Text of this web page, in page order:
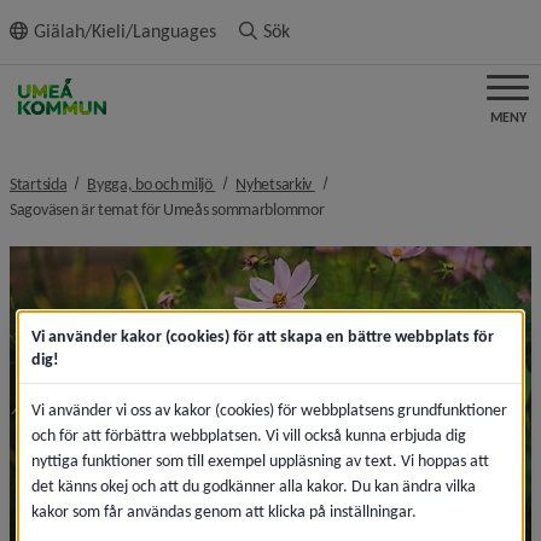
innehållet
Giälah/Kieli/Languages Sök
MENY
Startsida Bygga, bo och miljö nivå i brödsmulenavigeringen
Nyhetsarkiv nivå i brödsmulenavigeringen
Sagoväsen är temat för Umeås sommarblommornivå i brödsmulenavigeringen
Vi använder kakor (cookies) för att skapa en bättre webbplats för
dig!
Vi använder vi oss av kakor (cookies) för webbplatsens grundfunktioner
och för att förbättra webbplatsen. Vi vill också kunna erbjuda dig
nyttiga funktioner som till exempel uppläsning av text. Vi hoppas att
det känns okej och att du godkänner alla kakor. Du kan ändra vilka
kakor som får användas genom att klicka på inställningar.